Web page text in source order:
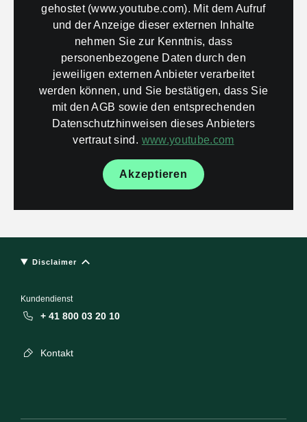
gehostet (www.youtube.com). Mit dem Aufruf
und der Anzeige dieser externen Inhalte
nehmen Sie zur Kenntnis, dass
personenbezogene Daten durch den
jeweiligen externen Anbieter verarbeitet
werden können, und Sie bestätigen, dass Sie
mit den AGB sowie den entsprechenden
Datenschutzhinweisen dieses Anbieters
vertraut sind. www.youtube.com
Akzeptieren
Disclaimer
Kundendienst
+ 41 800 03 20 10
Kontakt